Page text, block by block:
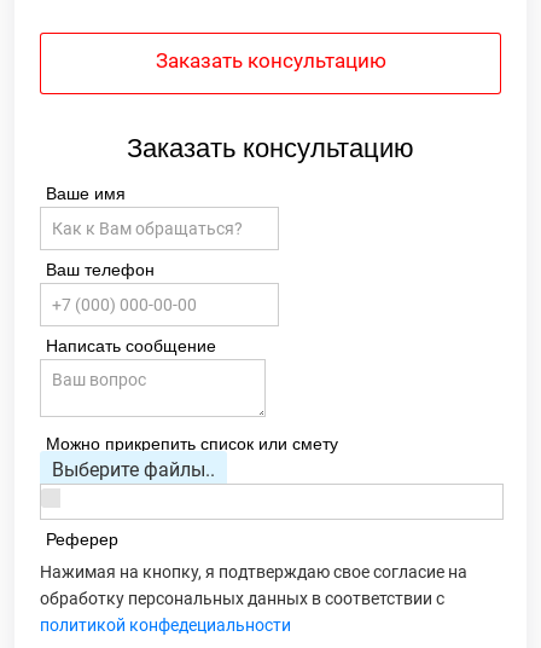
Заказать консультацию
Заказать консультацию
Ваше имя
Ваш телефон
Написать сообщение
Можно прикрепить список или смету
Выберите файлы..
Реферер
Нажимая на кнопку, я подтверждаю свое согласие на
обработку персональных данных в соответствии с
политикой конфедециальности